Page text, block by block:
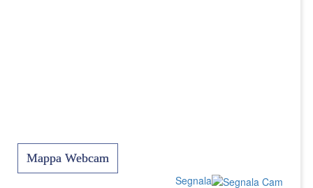
Mappa Webcam
Segnala